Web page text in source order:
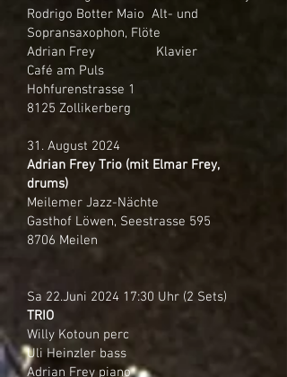
Rodrigo Botter Maio Alt- und
Sopransaxophon, Flöte
Adrian Frey Klavier
Café am Puls
Hohfurenstrasse 1
8125 Zollikerberg
31. August 2024
Adrian Frey Trio (mit Elmar Frey,
drums)
Meilemer Jazz-Nächte
Gasthof Löwen, Seestrasse 595
8706 Meilen
Sa 22.Juni 2024 17:30 Uhr (2 Sets)
TRIO
Willy Kotoun perc
Uli Heinzler bass
Adrian Frey piano